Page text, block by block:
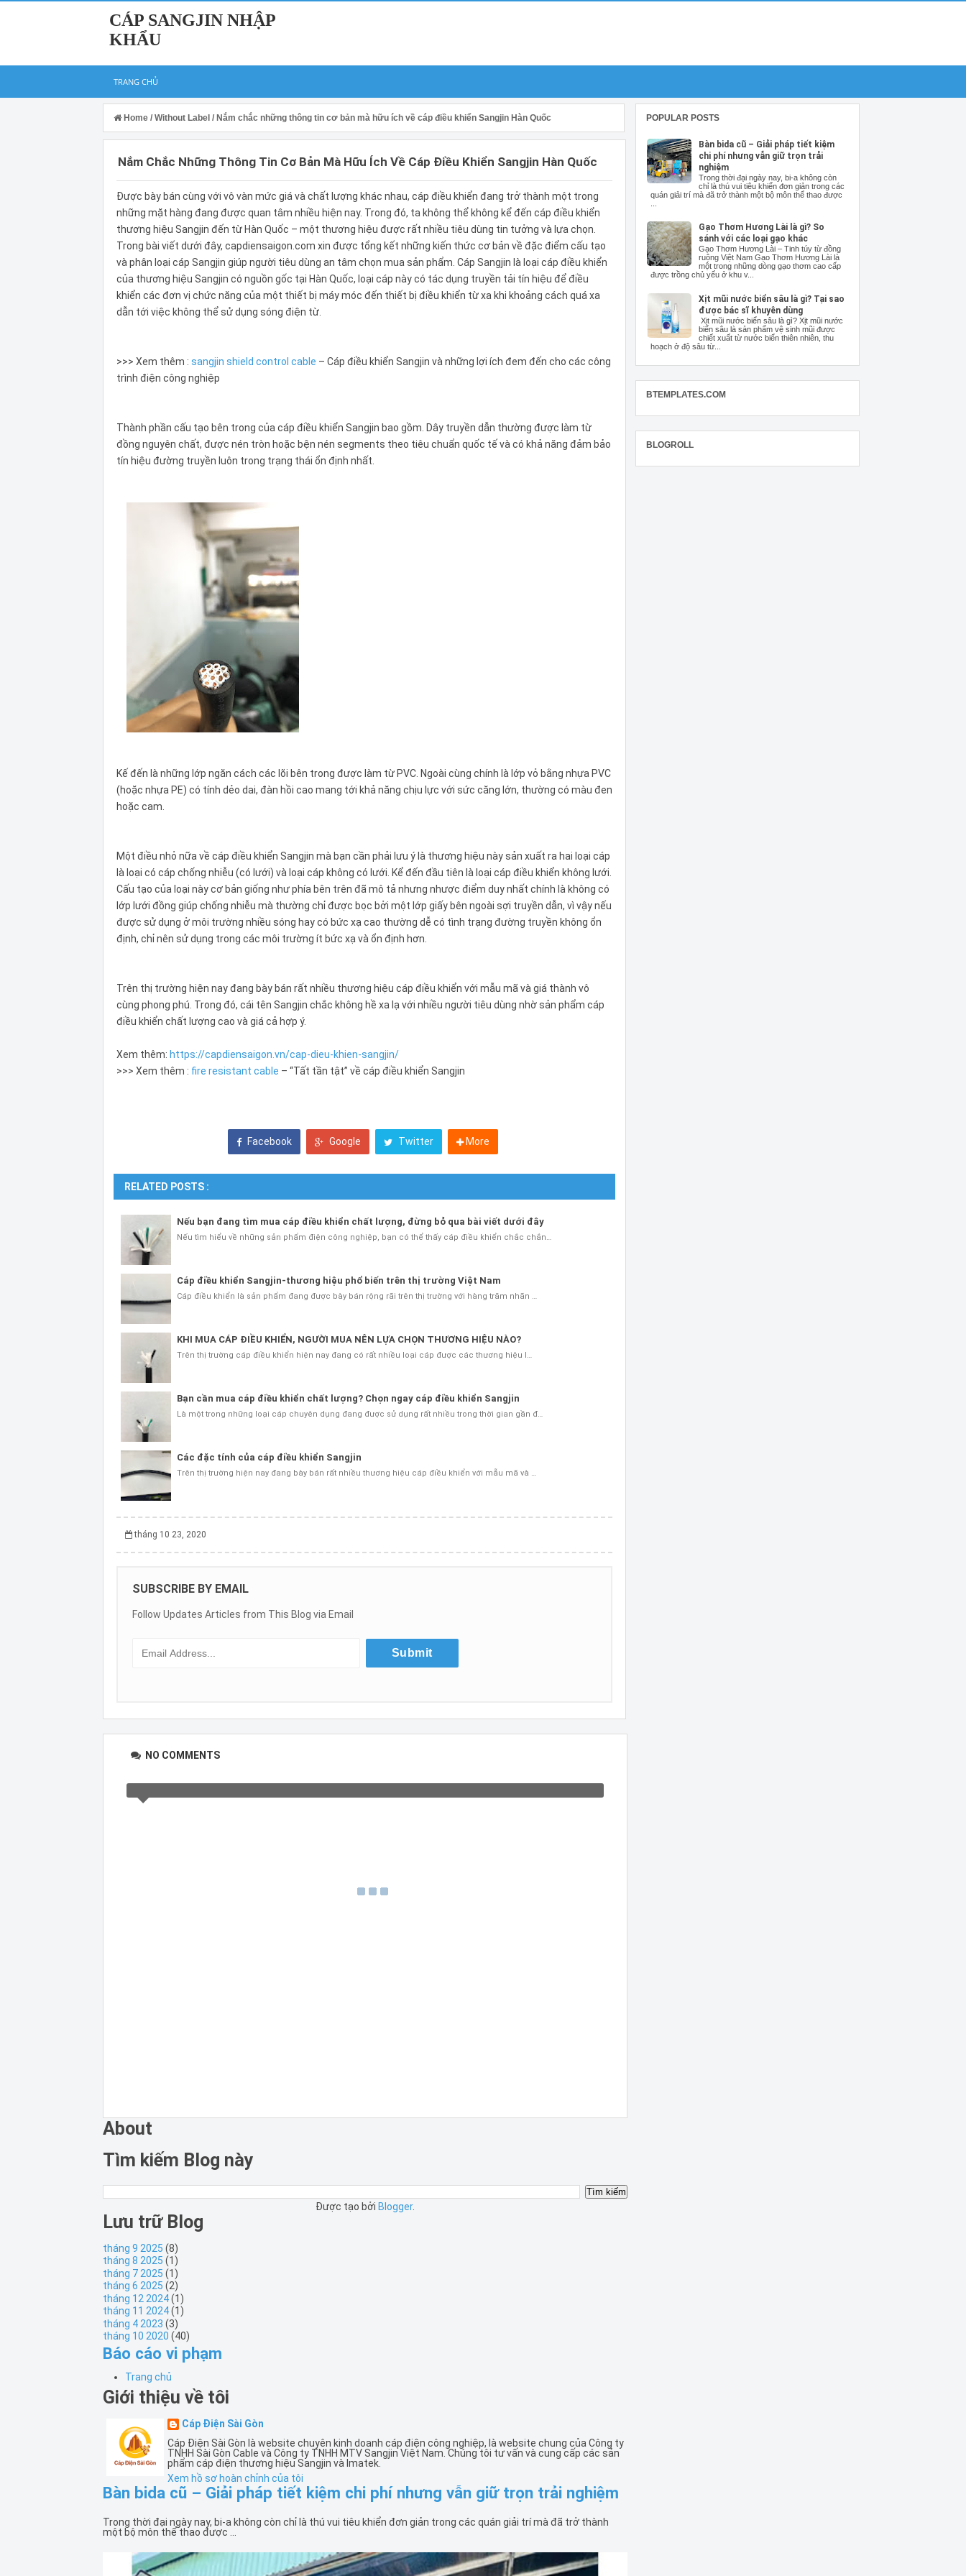
CÁP SANGJIN NHẬP
KHẨU
TRANG CHỦ
Home / Without Label / Nắm chắc những thông tin cơ bản mà hữu ích về cáp điều khiển Sangjin Hàn Quốc
Nắm Chắc Những Thông Tin Cơ Bản Mà Hữu Ích Về Cáp Điều Khiển Sangjin Hàn Quốc
Được bày bán cùng với vô vàn mức giá và chất lượng khác nhau, cáp điều khiển đang trở thành một trong
những mặt hàng đang được quan tâm nhiều hiện nay. Trong đó, ta không thể không kể đến cáp điều khiển
thương hiệu Sangjin đến từ Hàn Quốc – một thương hiệu được rất nhiều tiêu dùng tin tưởng và lựa chọn.
Trong bài viết dưới đây, capdiensaigon.com xin được tổng kết những kiến thức cơ bản về đặc điểm cấu tạo
và phân loại cáp Sangjin giúp người tiêu dùng an tâm chọn mua sản phẩm. Cáp Sangjin là loại cáp điều khiển
của thương hiệu Sangjin có nguồn gốc tại Hàn Quốc, loại cáp này có tác dụng truyền tải tín hiệu để điều
khiển các đơn vị chức năng của một thiết bị máy móc đến thiết bị điều khiển từ xa khi khoảng cách quá xa
dẫn tới việc không thể sử dụng sóng điện từ.
>>> Xem thêm : sangjin shield control cable – Cáp điều khiển Sangjin và những lợi ích đem đến cho các công
trình điện công nghiệp
Thành phần cấu tạo bên trong của cáp điều khiển Sangjin bao gồm. Dây truyền dẫn thường được làm từ
đồng nguyên chất, được nén tròn hoặc bện nén segments theo tiêu chuẩn quốc tế và có khả năng đảm bảo
tín hiệu đường truyền luôn trong trạng thái ổn định nhất.
Kế đến là những lớp ngăn cách các lõi bên trong được làm từ PVC. Ngoài cùng chính là lớp vỏ bằng nhựa PVC
(hoặc nhựa PE) có tính dẻo dai, đàn hồi cao mang tới khả năng chịu lực với sức căng lớn, thường có màu đen
hoặc cam.
Một điều nhỏ nữa về cáp điều khiển Sangjin mà bạn cần phải lưu ý là thương hiệu này sản xuất ra hai loại cáp
là loại có cáp chống nhiễu (có lưới) và loại cáp không có lưới. Kể đến đầu tiên là loại cáp điều khiển không lưới.
Cấu tạo của loại này cơ bản giống như phía bên trên đã mô tả nhưng nhược điểm duy nhất chính là không có
lớp lưới đồng giúp chống nhiễu mà thường chỉ được bọc bởi một lớp giấy bên ngoài sợi truyền dẫn, vì vậy nếu
được sử dụng ở môi trường nhiều sóng hay có bức xạ cao thường dễ có tình trạng đường truyền không ổn
định, chỉ nên sử dụng trong các môi trường ít bức xạ và ổn định hơn.
Trên thị trường hiện nay đang bày bán rất nhiều thương hiệu cáp điều khiển với mẫu mã và giá thành vô
cùng phong phú. Trong đó, cái tên Sangjin chắc không hề xa lạ với nhiều người tiêu dùng nhờ sản phẩm cáp
điều khiển chất lượng cao và giá cả hợp ý.
Xem thêm: https://capdiensaigon.vn/cap-dieu-khien-sangjin/
>>> Xem thêm : fire resistant cable – “Tất tần tật” về cáp điều khiển Sangjin
Facebook Google Twitter More
RELATED POSTS :
Nếu bạn đang tìm mua cáp điều khiển chất lượng, đừng bỏ qua bài viết dưới đây
Nếu tìm hiểu về những sản phẩm điện công nghiệp, bạn có thể thấy cáp điều khiển chắc chắn…
Cáp điều khiển Sangjin-thương hiệu phổ biến trên thị trường Việt Nam
Cáp điều khiển là sản phẩm đang được bày bán rộng rãi trên thị trường với hàng trăm nhãn …
KHI MUA CÁP ĐIỀU KHIỂN, NGƯỜI MUA NÊN LỰA CHỌN THƯƠNG HIỆU NÀO?
Trên thị trường cáp điều khiển hiện nay đang có rất nhiều loại cáp được các thương hiệu l…
Bạn cần mua cáp điều khiển chất lượng? Chọn ngay cáp điều khiển Sangjin
Là một trong những loại cáp chuyên dụng đang được sử dụng rất nhiều trong thời gian gần đ…
Các đặc tính của cáp điều khiển Sangjin
Trên thị trường hiện nay đang bày bán rất nhiều thương hiệu cáp điều khiển với mẫu mã và …
tháng 10 23, 2020
SUBSCRIBE BY EMAIL
Follow Updates Articles from This Blog via Email
NO COMMENTS
About
Tìm kiếm Blog này
Được tạo bởi Blogger.
Lưu trữ Blog
tháng 9 2025 (8)
tháng 8 2025 (1)
tháng 7 2025 (1)
tháng 6 2025 (2)
tháng 12 2024(1)
tháng 11 2024(1)
tháng 4 2023 (3)
tháng 10 2020 (40)
Báo cáo vi phạm
Trang chủ
Giới thiệu về tôi
Cáp Điện Sài Gòn
Cáp Điện Sài Gòn là website chuyên kinh doanh cáp điện công nghiệp, là website chung của Công ty
TNHH Sài Gòn Cable và Công ty TNHH MTV Sangjin Việt Nam. Chúng tôi tư vấn và cung cấp các sản
phẩm cáp điện thương hiệu Sangjin và Imatek.
Xem hồ sơ hoàn chỉnh của tôi
Bàn bida cũ – Giải pháp tiết kiệm chi phí nhưng vẫn giữ trọn trải nghiệm
Trong thời đại ngày nay, bi-a không còn chỉ là thú vui tiêu khiển đơn giản trong các quán giải trí mà đã trở thành
một bộ môn thể thao được ...
POPULAR POSTS
Bàn bida cũ – Giải pháp tiết kiệm
chi phí nhưng vẫn giữ trọn trải
nghiệm
Trong thời đại ngày nay, bi-a không còn
chỉ là thú vui tiêu khiển đơn giản trong các
quán giải trí mà đã trở thành một bộ môn thể thao được
Gạo Thơm Hương Lài là gì? So
sánh với các loại gạo khác
Gạo Thơm Hương Lài – Tinh túy từ đồng
ruộng Việt Nam Gạo Thơm Hương Lài là
một trong những dòng gạo thơm cao cấp
được trồng chủ yếu ở khu v...
Xịt mũi nước biển sâu là gì? Tại sao
được bác sĩ khuyên dùng
Xịt mũi nước biển sâu là gì? Xịt mũi nước
biển sâu là sản phẩm vệ sinh mũi được
chiết xuất từ nước biển thiên nhiên, thu
hoạch ở độ sâu từ...
BTEMPLATES.COM
BLOGROLL